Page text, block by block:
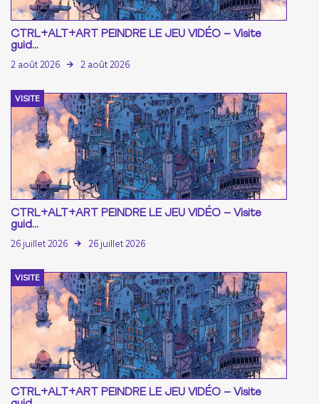
CTRL+ALT+ART PEINDRE LE JEU VIDÉO – Visite
guid...
2 août 2026 2 août 2026
VISITE
CTRL+ALT+ART PEINDRE LE JEU VIDÉO – Visite
guid...
26 juillet 2026 26 juillet 2026
VISITE
CTRL+ALT+ART PEINDRE LE JEU VIDÉO – Visite